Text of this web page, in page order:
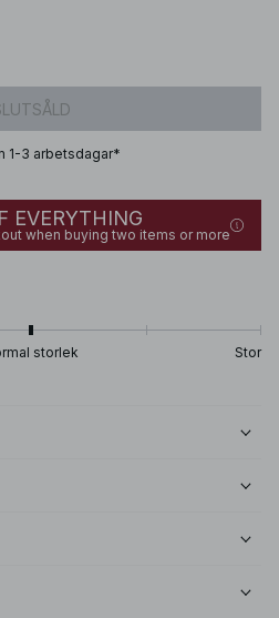
1-3 arbetsdagar*
EVERYTHING
when buying two items or more
storlek Stor